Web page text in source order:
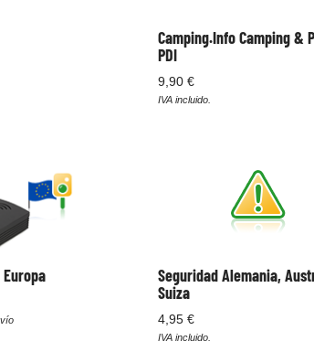
Camping.Info Camping &
PDI
9,90 €
IVA incluido.
Seguridad Alemania,
Suiza
4,95 €
IVA incluido.